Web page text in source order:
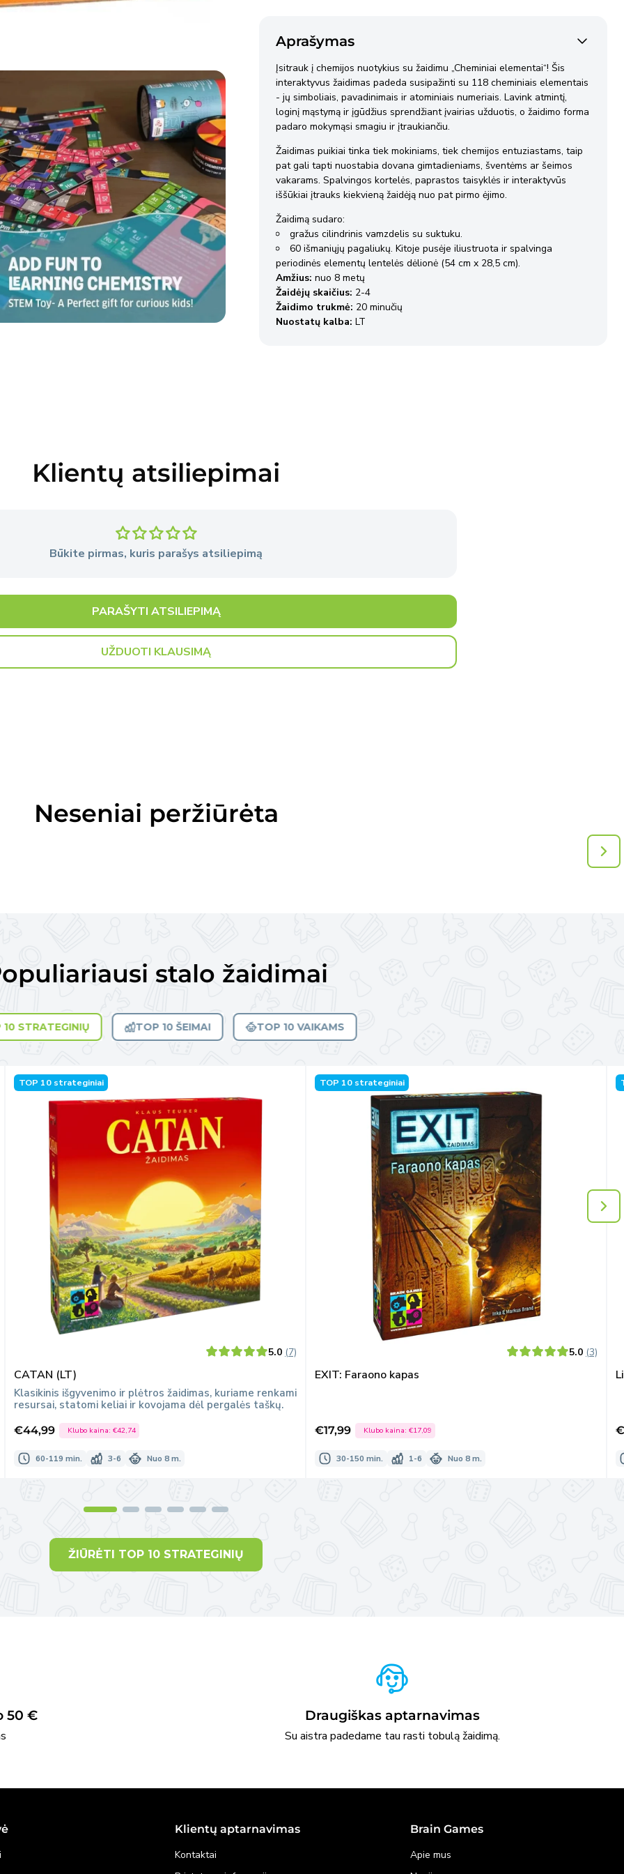
2-3 dienos
Venipak siunta
2-3 dienos
€4,50
Prekės pristatomos per 2–3 darbo dienas nuo užsakymo
pateikimo dienos, išskyrus atvejus, kai Pardavėjo sandėlyje nėra
reikiamų prekių.
Išsami informacija
Aprašymas
Įsitrauk į chemijos nuotykius su žaidimu „Cheminiai elementai“! Šis
interaktyvus žaidimas padeda susipažinti su 118 cheminiais elementais
- jų simboliais, pavadinimais ir atominiais numeriais. Lavink atmintį,
loginį mąstymą ir įgūdžius sprendžiant įvairias užduotis, o žaidimo forma
padaro mokymąsi smagiu ir įtraukiančiu.
Žaidimas puikiai tinka tiek mokiniams, tiek chemijos entuziastams, taip
pat gali tapti nuostabia dovana gimtadieniams, šventėms ar šeimos
vakarams. Spalvingos kortelės, paprastos taisyklės ir interaktyvūs
iššūkiai įtrauks kiekvieną žaidėją nuo pat pirmo ėjimo.
Žaidimą sudaro:
gražus cilindrinis vamzdelis su suktuku.
60 išmaniųjų pagaliukų. Kitoje pusėje iliustruota ir spalvinga
periodinės elementų lentelės dėlionė (54 cm x 28,5 cm).
Amžius: nuo 8 metų
Žaidėjų skaičius: 2-4
Žaidimo trukmė: 20 minučių
Nuostatų kalba: LT
Klientų atsiliepimai
Būkite pirmas, kuris parašys atsiliepimą
PARAŠYTI ATSILIEPIMĄ
UŽDUOTI KLAUSIMĄ
Neseniai peržiūrėta
stalo žaidimai
10 STRATEGINIŲ TOP 10 ŠEIMAI TOP 10 VAIKAMS
TOP 10 strateginiai
5.0 (7)
CATAN (LT)
Klasikinis išgyvenimo ir plėtros žaidimas, kuriame renkami
resursai, statomi keliai ir kovojama dėl pergalės taškų.
Išpardavimo
kaina
€44,99 Klubo kaina:€42,74
60-119 min. 3-6 Nuo 8 m.
TOP 10 strateginiai
5.0 (3)
EXIT: Faraono kapas
Išpardavimo
kaina
€17,99 Klubo kaina:€17,09
30-150 min. 1-6 Nuo 8 m.
ŽIŪRĖTI TOP 10 STRATEGINIŲ
50 € Draugiškas aptarnavimas
Su aistra padedame tau rasti tobulą žaidimą.
Klientų aptarnavimas
Kontaktai
Brain Games
Apie mus